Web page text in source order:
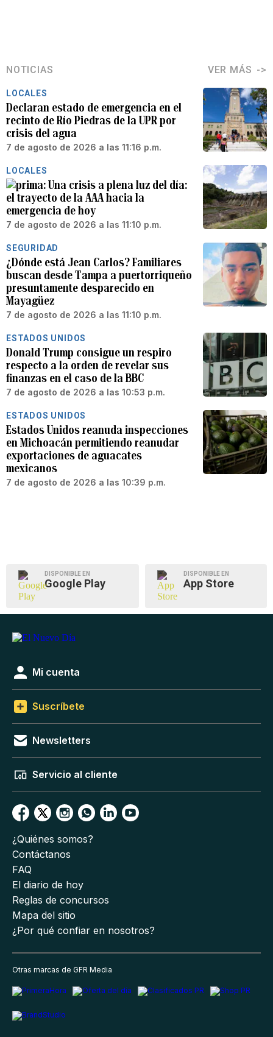
NOTICIAS VER MÁS
LOCALES
Declaran estado de emergencia en el
recinto de Río Piedras de la UPR por
crisis del agua
7 de agosto de 2026 a las 11:16 p.m.
LOCALES
Una crisis a plena luz del día:
el trayecto de la AAA hacia la
emergencia de hoy
7 de agosto de 2026 a las 11:10 p.m.
SEGURIDAD
¿Dónde está Jean Carlos? Familiares
buscan desde Tampa a puertorriqueño
presuntamente desparecido en
Mayagüez
7 de agosto de 2026 a las 11:10 p.m.
ESTADOS UNIDOS
Donald Trump consigue un respiro
respecto a la orden de revelar sus
finanzas en el caso de la BBC
7 de agosto de 2026 a las 10:53 p.m.
ESTADOS UNIDOS
Estados Unidos reanuda inspecciones
en Michoacán permitiendo reanudar
exportaciones de aguacates
mexicanos
7 de agosto de 2026 a las 10:39 p.m.
DISPONIBLE EN
Google Play
DISPONIBLE EN
App Store
Mi cuenta
Suscríbete
Newsletters
Servicio al cliente
¿Quiénes somos?
Contáctanos
FAQ
El diario de hoy
Reglas de concursos
Mapa del sitio
¿Por qué confiar en nosotros?
Otras marcas de GFR Media